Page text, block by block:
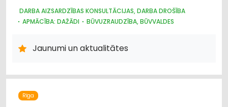
DARBA AIZSARDZĪBAS KONSULTĀCIJAS, DARBA DROŠĪBA
APMĀCĪBA: DAŽĀDI
BŪVUZRAUDZĪBA, BŪVVALDES
Jaunumi un aktualitātes
Rīga